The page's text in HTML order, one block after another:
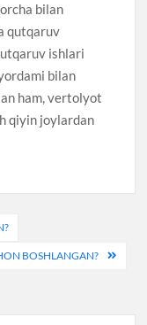
bilan
qutqaruv
ishlari
bilan
ham, vertolyot
qiyin joylardan
BOSHLANGAN?